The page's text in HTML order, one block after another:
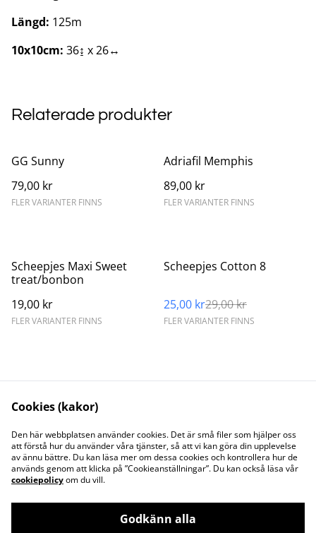
Längd: 125m
10x10cm: 36↨ x 26↔
Relaterade produkter
GG Sunny
79,00 kr
FLER VARIANTER FINNS
Adriafil Memphis
89,00 kr
FLER VARIANTER FINNS
Scheepjes Maxi Sweet
treat/bonbon
19,00 kr
FLER VARIANTER FINNS
%
Scheepjes Cotton 8
25,00 kr29,00 kr
FLER VARIANTER FINNS
Kontakta oss
Juridisk information
Integritetspolicy
Cookiepolicy
Söt och Flitig HB
Org.nr. 969773-7535
Cookies (kakor)
Den här webbplatsen använder cookies. Det är små filer som hjälper oss
att förstå hur du använder våra tjänster, så att vi kan göra din upplevelse
av ännu bättre. Du kan läsa mer om dessa cookies och kontrollera hur de
används genom att klicka på ”Cookieanställningar”. Du kan också läsa vår
cookiepolicyom du vill.
Godkänn alla